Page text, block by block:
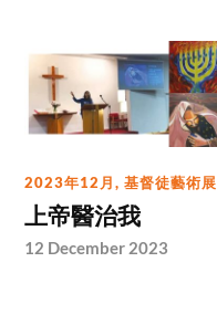
2023年12月,基督徒藝術展
上帝醫治我
12 December 2023